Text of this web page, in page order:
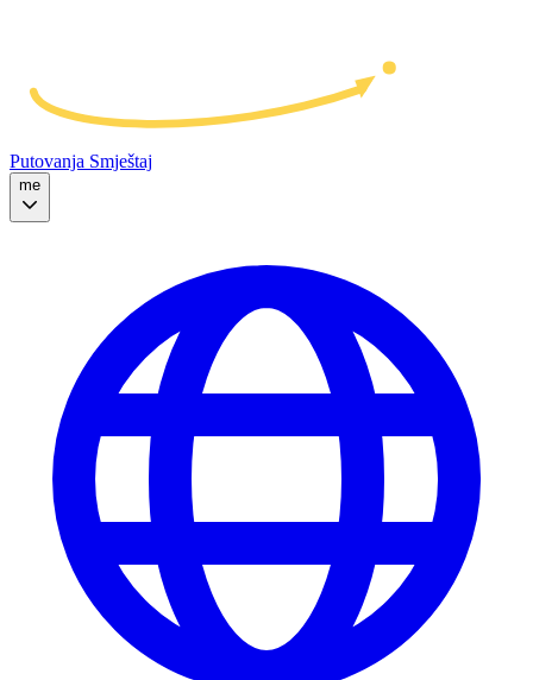
Putovanja Smještaj
me